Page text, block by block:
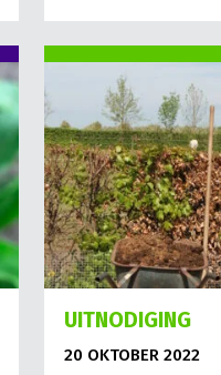
UITNODIGING
20 OKTOBER 2022